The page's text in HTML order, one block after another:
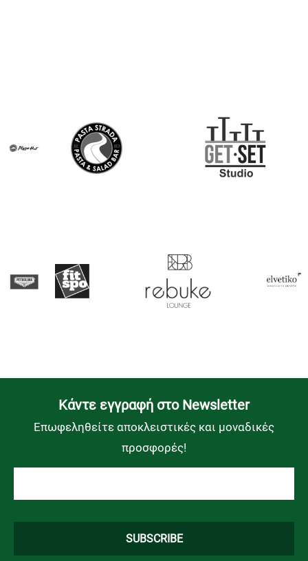
Kάντε εγγραφή στο Newsletter
Επωφεληθείτε αποκλειστικές και μοναδικές
προσφορές!